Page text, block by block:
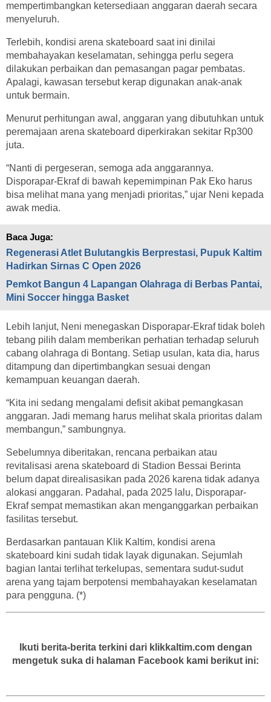
mempertimbangkan ketersediaan anggaran daerah secara
menyeluruh.
Terlebih, kondisi arena skateboard saat ini dinilai
membahayakan keselamatan, sehingga perlu segera
dilakukan perbaikan dan pemasangan pagar pembatas.
Apalagi, kawasan tersebut kerap digunakan anak-anak
untuk bermain.
Menurut perhitungan awal, anggaran yang dibutuhkan untuk
peremajaan arena skateboard diperkirakan sekitar Rp300
juta.
“Nanti di pergeseran, semoga ada anggarannya.
Disporapar-Ekraf di bawah kepemimpinan Pak Eko harus
bisa melihat mana yang menjadi prioritas,” ujar Neni kepada
awak media.
Baca Juga:
Regenerasi Atlet Bulutangkis Berprestasi, Pupuk Kaltim
Hadirkan Sirnas C Open 2026
Pemkot Bangun 4 Lapangan Olahraga di Berbas Pantai,
Mini Soccer hingga Basket
Lebih lanjut, Neni menegaskan Disporapar-Ekraf tidak boleh
tebang pilih dalam memberikan perhatian terhadap seluruh
cabang olahraga di Bontang. Setiap usulan, kata dia, harus
ditampung dan dipertimbangkan sesuai dengan
kemampuan keuangan daerah.
“Kita ini sedang mengalami defisit akibat pemangkasan
anggaran. Jadi memang harus melihat skala prioritas dalam
membangun,” sambungnya.
Sebelumnya diberitakan, rencana perbaikan atau
revitalisasi arena skateboard di Stadion Bessai Berinta
belum dapat direalisasikan pada 2026 karena tidak adanya
alokasi anggaran. Padahal, pada 2025 lalu, Disporapar-
Ekraf sempat memastikan akan menganggarkan perbaikan
fasilitas tersebut.
Berdasarkan pantauan Klik Kaltim, kondisi arena
skateboard kini sudah tidak layak digunakan. Sejumlah
bagian lantai terlihat terkelupas, sementara sudut-sudut
arena yang tajam berpotensi membahayakan keselamatan
para pengguna. (*)
Ikuti berita-berita terkini dari klikkaltim.com dengan
mengetuk suka di halaman Facebook kami berikut ini: